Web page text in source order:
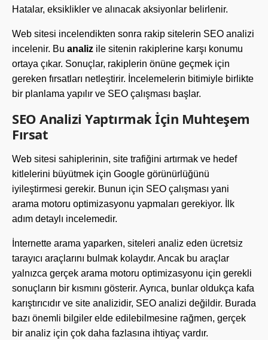
Hatalar, eksiklikler ve alınacak aksiyonlar belirlenir.
Web sitesi incelendikten sonra rakip sitelerin SEO analizi
incelenir. Bu analiz ile sitenin rakiplerine karşı konumu
ortaya çıkar. Sonuçlar, rakiplerin önüne geçmek için
gereken fırsatları netleştirir. İncelemelerin bitimiyle birlikte
bir planlama yapılır ve SEO çalışması başlar.
SEO Analizi Yaptırmak İçin Muhteşem
Fırsat
Web sitesi sahiplerinin, site trafiğini artırmak ve hedef
kitlelerini büyütmek için Google görünürlüğünü
iyileştirmesi gerekir. Bunun için SEO çalışması yani
arama motoru optimizasyonu yapmaları gerekiyor. İlk
adım detaylı incelemedir.
İnternette arama yaparken, siteleri analiz eden ücretsiz
tarayıcı araçlarını bulmak kolaydır. Ancak bu araçlar
yalnızca gerçek arama motoru optimizasyonu için gerekli
sonuçların bir kısmını gösterir. Ayrıca, bunlar oldukça kafa
karıştırıcıdır ve site analizidir, SEO analizi değildir. Burada
bazı önemli bilgiler elde edilebilmesine rağmen, gerçek
bir analiz için çok daha fazlasına ihtiyaç vardır.